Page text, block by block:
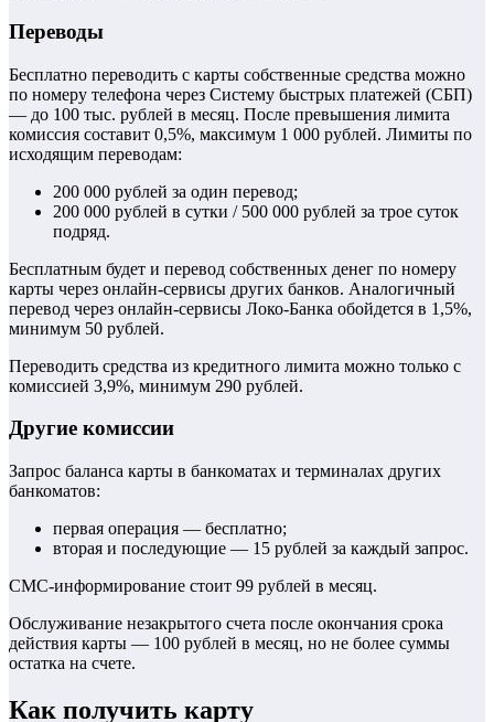
Переводы
Бесплатно переводить с карты собственные средства можно
по номеру телефона через Систему быстрых платежей (СБП)
— до 100 тыс. рублей в месяц. После превышения лимита
комиссия составит 0,5%, максимум 1 000 рублей. Лимиты по
исходящим переводам:
200 000 рублей за один перевод;
200 000 рублей в сутки / 500 000 рублей за трое суток
подряд.
Бесплатным будет и перевод собственных денег по номеру
карты через онлайн-сервисы других банков. Аналогичный
перевод через онлайн-сервисы Локо-Банка обойдется в 1,5%,
минимум 50 рублей.
Переводить средства из кредитного лимита можно только с
комиссией 3,9%, минимум 290 рублей.
Другие комиссии
Запрос баланса карты в банкоматах и терминалах других
банкоматов:
первая операция — бесплатно;
вторая и последующие — 15 рублей за каждый запрос.
СМС-информирование стоит 99 рублей в месяц.
Обслуживание незакрытого счета после окончания срока
действия карты — 100 рублей в месяц, но не более суммы
остатка на счете.
Как получить карту